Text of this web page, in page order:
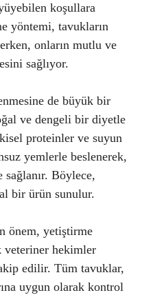
koşullara
yöntemi, tavukların
onların mutlu ve
sağlıyor.
de büyük bir
ve dengeli bir diyetle
proteinler ve suyun
yemlerle beslenerek,
sağlanır. Böylece,
bir ürün sunulur.
önem, yetiştirme
veteriner hekimler
edilir. Tüm tavuklar,
uygun olarak kontrol